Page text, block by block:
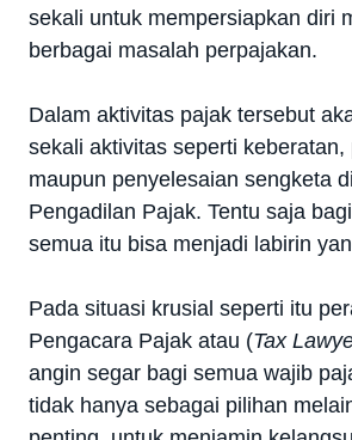
sekali untuk mempersiapkan diri
berbagai masalah perpajakan.
Dalam aktivitas pajak tersebut
sekali aktivitas seperti keberatan,
maupun penyelesaian sengketa
Pengadilan Pajak. Tentu saja
semua itu bisa menjadi labirin
Pada situasi krusial seperti itu
Pengacara Pajak atau (Tax
angin segar bagi semua wajib
tidak hanya sebagai pilihan